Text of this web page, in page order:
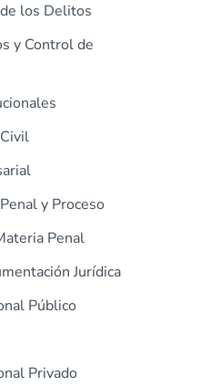
los Delitos
y Control de
y Proceso
Penal
Jurídica
Público
Privado